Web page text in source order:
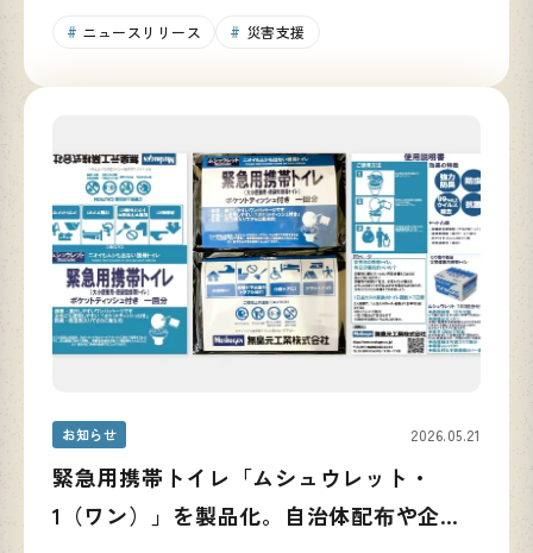
ニュースリリース 災害支援
お知らせ 2026.05.21
緊急用携帯トイレ「ムシュウレット・
1（ワン）」を製品化。自治体配布や企業